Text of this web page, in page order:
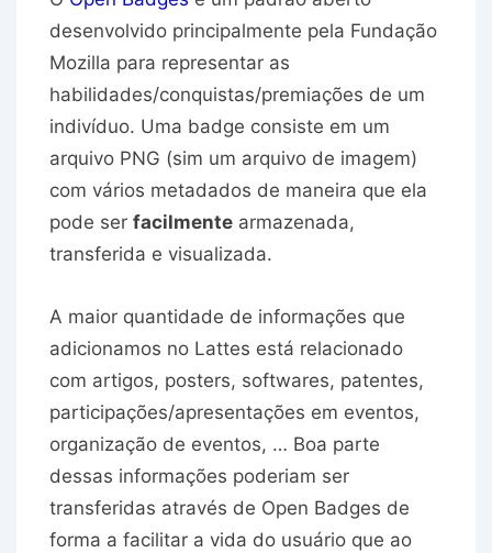
desenvolvido principalmente pela Fundação
Mozilla para representar as
habilidades/conquistas/premiações de um
indivíduo. Uma badge consiste em um
arquivo PNG (sim um arquivo de imagem)
com vários metadados de maneira que ela
pode ser facilmente armazenada,
transferida e visualizada.
A maior quantidade de informações que
adicionamos no Lattes está relacionado
com artigos, posters, softwares, patentes,
participações/apresentações em eventos,
organização de eventos, … Boa parte
dessas informações poderiam ser
transferidas através de Open Badges de
forma a facilitar a vida do usuário que ao